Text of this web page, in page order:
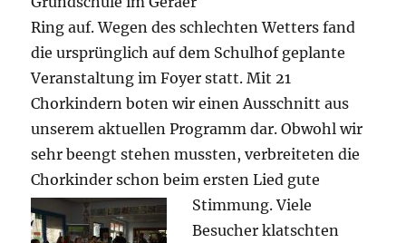
Ring auf. Wegen des schlechten Wetters fand
die ursprünglich auf dem Schulhof geplante
Veranstaltung im Foyer statt. Mit 21
Chorkindern boten wir einen Ausschnitt aus
unserem aktuellen Programm dar. Obwohl wir
sehr beengt stehen mussten, verbreiteten die
Chorkinder schon beim ersten Lied gute
Stimmung. Viele
Besucher klatschten